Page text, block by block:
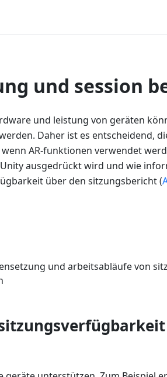
und session
und leistung von geräten
Daher ist es entscheidend,
AR-funktionen verwendet
ausgedrückt wird und wie
über den sitzungsbericht (
und arbeitsabläufe von